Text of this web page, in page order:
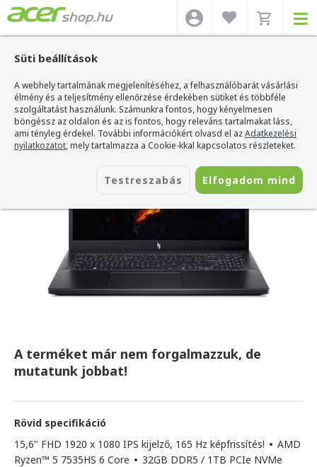
Süti beállítások
A webhely tartalmának megjelenítéséhez, a felhasználóbarát vásárlási
élmény és a teljesítmény ellenőrzése érdekében sütiket és többféle
szolgáltatást használunk. Számunkra fontos, hogy kényelmesen
böngéssz az oldalon és az is fontos, hogy releváns tartalmakat láss,
ami tényleg érdekel. További információkért olvasd el azAdatkezelési
nyilatkozatot, mely tartalmazza a Cookie-kkal kapcsolatos részleteket.
Testreszabás Elfogadom mind
Acer webshop>Acer laptop>Nitro>Acer Nitro V - ANV15-41-R04E
Acer Nitro V - ANV15-41-R04E
Azonosító: NH.QSGEU.00H_SSD512
A terméket már nem forgalmazzuk, de
mutatunk jobbat!
Rövid specifikáció
15,6" FHD 1920 x 1080 IPS kijelző, 165 Hz képfrissítés! • AMD
Ryzen™ 5 7535HS 6 Core • 32GB DDR5 / 1TB PCIe NVMe